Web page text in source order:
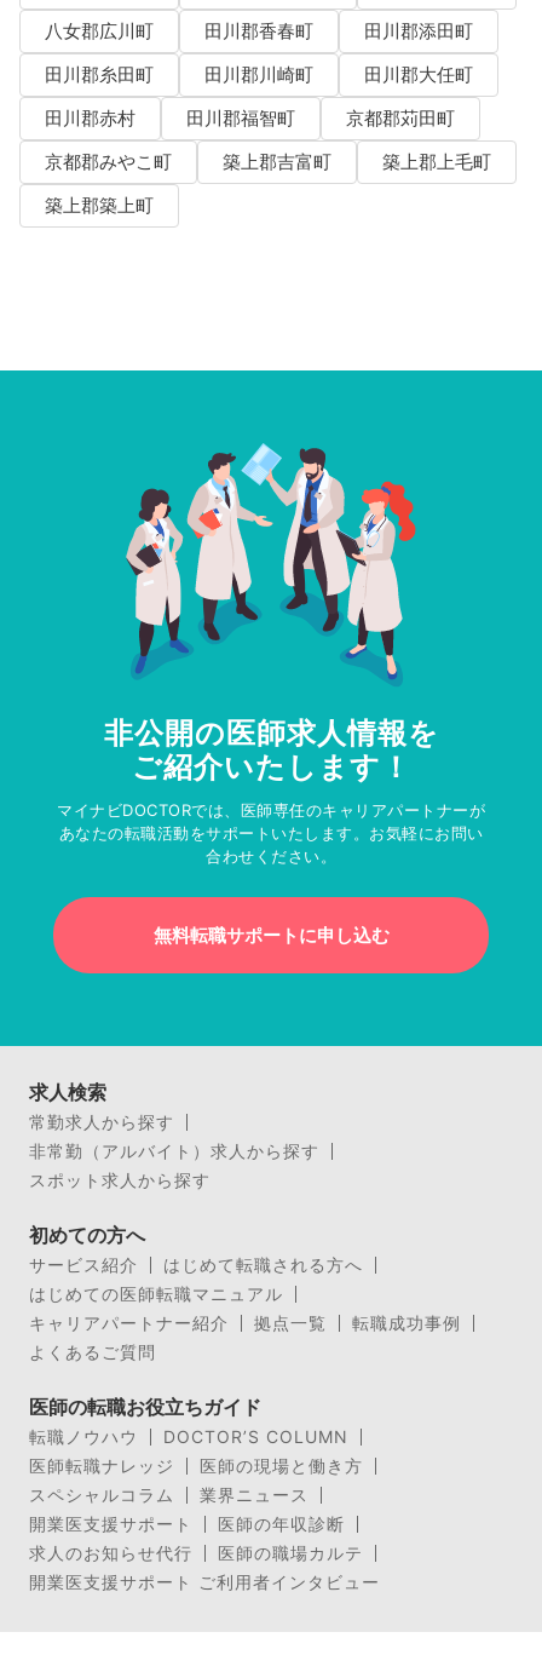
八女郡広川町
田川郡香春町
田川郡添田町
田川郡糸田町
田川郡川崎町
田川郡大任町
田川郡赤村
田川郡福智町
京都郡苅田町
京都郡みやこ町
築上郡吉富町
築上郡上毛町
築上郡築上町
非公開の医師求人情報を
ご紹介いたします！
マイナビDOCTORでは、医師専任のキャリアパートナーが
あなたの転職活動をサポートいたします。お気軽にお問い
合わせください。
無料転職サポートに申し込む
求人検索
常勤求人から探す
非常勤（アルバイト）求人から探す
スポット求人から探す
初めての方へ
サービス紹介
はじめて転職される方へ
はじめての医師転職マニュアル
キャリアパートナー紹介
拠点一覧
転職成功事例
よくあるご質問
医師の転職お役立ちガイド
転職ノウハウ
DOCTOR’S COLUMN
医師転職ナレッジ
医師の現場と働き方
スペシャルコラム
業界ニュース
開業医支援サポート
医師の年収診断
求人のお知らせ代行
医師の職場カルテ
開業医支援サポート ご利用者インタビュー